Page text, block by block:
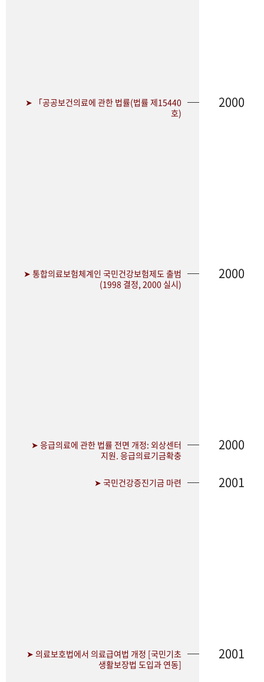
➤ 「공공보건의료에 관한 법률(법률 제15440
호)
2000
➤ 통합의료보험체계인 국민건강보험제도 출범
(1998 결정, 2000 실시)
2000
➤ 응급의료에 관한 법률 전면 개정: 외상센터
지원. 응급의료기금확충
2000
➤ 국민건강증진기금 마련 2001
➤ 의료보호법에서 의료급여법 개정 [국민기초
생활보장법 도입과 연동]
2001